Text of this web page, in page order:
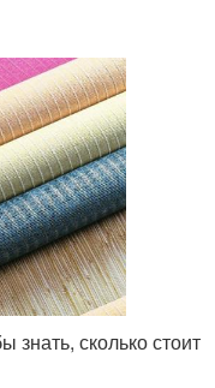
сколько стоит